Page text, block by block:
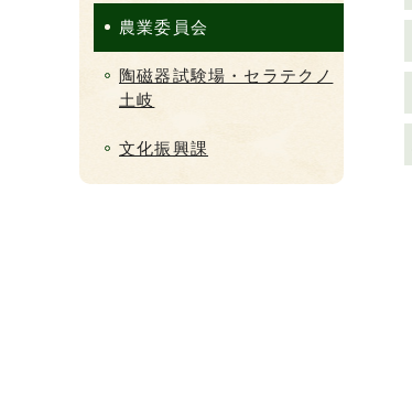
農業委員会
陶磁器試験場・セラテクノ
土岐
文化振興課